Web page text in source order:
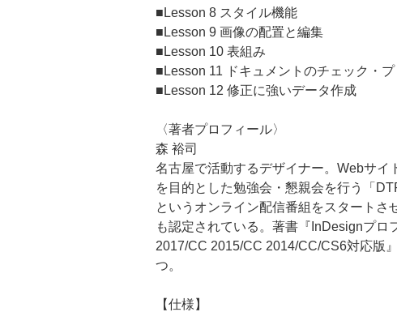
■Lesson 8 スタイル機能
■Lesson 9 画像の配置と編集
■Lesson 10 表組み
■Lesson 11 ドキュメントのチェック・
■Lesson 12 修正に強いデータ作成
〈著者プロフィール〉
森 裕司
名古屋で活動するデザイナー。Webサ
を目的とした勉強会・懇親会を行う「
というオンライン配信番組をスタート
も認定されている。著書『InDesignプ
2017/CC 2015/CC 2014/CC/CS6対応版
つ。
【仕様】